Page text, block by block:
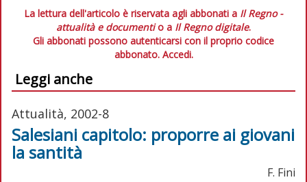
La lettura dell'articolo è riservata agli abbonati a Il Regno -
attualità e documentio a Il Regno digitale.
Gli abbonati possono autenticarsi con il proprio codice
abbonato. Accedi.
Leggi anche
Attualità, 2002-8
Salesiani capitolo: proporre ai giovani
la santità
F. Fini